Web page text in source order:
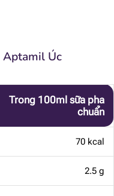
Aptamil Úc
Trong 100ml sữa pha
chuẩn
70 kcal
2.5 g